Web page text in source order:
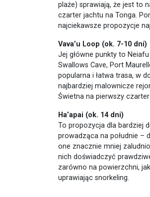
plaże) sprawiają, że jest to
czarter jachtu na Tonga.
najciekawsze propozycje
Vava’u Loop (ok. 7-10 dni)
Jej główne punkty to
Swallows Cave, Port
popularna i łatwa trasa, w
najbardziej malownicze
Świetna na pierwszy
Ha’apai (ok. 14 dni)
To propozycja dla bardziej
prowadząca na południe –
one znacznie mniej
nich doświadczyć
zarówno na powierzchni,
uprawiając snorkeling.